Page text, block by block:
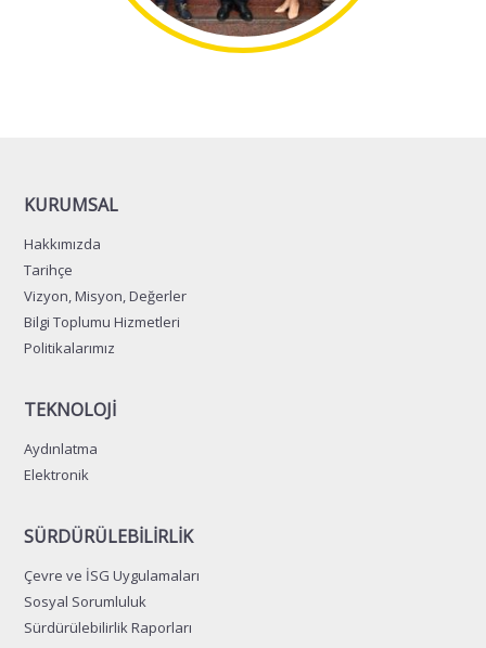
KURUMSAL
Hakkımızda
Tarihçe
Vizyon, Misyon, Değerler
Bilgi Toplumu Hizmetleri
Politikalarımız
TEKNOLOJİ
Aydınlatma
Elektronik
SÜRDÜRÜLEBİLİRLİK
Çevre ve İSG Uygulamaları
Sosyal Sorumluluk
Sürdürülebilirlik Raporları